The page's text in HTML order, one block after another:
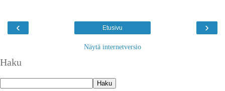
‹ ›
Etusivu
Näytä internetversio
Haku